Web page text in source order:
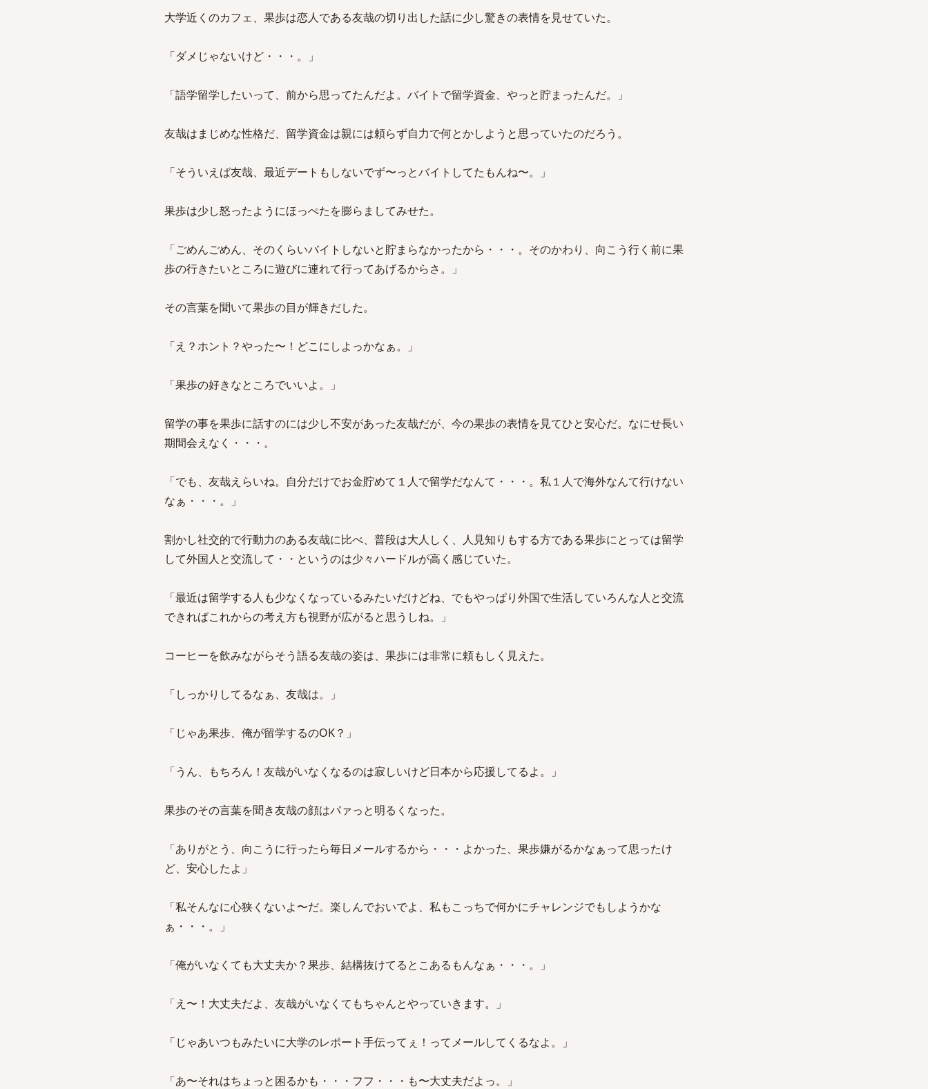
大学近くのカフェ、果歩は恋人である友哉の切り出した話に少し驚きの表情を見せていた。
「ダメじゃないけど・・・。」
「語学留学したいって、前から思ってたんだよ。バイトで留学資金、やっと貯まったんだ。」
友哉はまじめな性格だ、留学資金は親には頼らず自力で何とかしようと思っていたのだろう。
「そういえば友哉、最近デートもしないでず〜っとバイトしてたもんね〜。」
果歩は少し怒ったようにほっぺたを膨らましてみせた。
「ごめんごめん、そのくらいバイトしないと貯まらなかったから・・・。そのかわり、向こう行く前に果
歩の行きたいところに遊びに連れて行ってあげるからさ。」
その言葉を聞いて果歩の目が輝きだした。
「え？ホント？やった〜！どこにしよっかなぁ。」
「果歩の好きなところでいいよ。」
留学の事を果歩に話すのには少し不安があった友哉だが、今の果歩の表情を見てひと安心だ。なにせ長い
期間会えなく・・・。
「でも、友哉えらいね。自分だけでお金貯めて１人で留学だなんて・・・。私１人で海外なんて行けない
なぁ・・・。」
割かし社交的で行動力のある友哉に比べ、普段は大人しく、人見知りもする方である果歩にとっては留学
して外国人と交流して・・というのは少々ハードルが高く感じていた。
「最近は留学する人も少なくなっているみたいだけどね、でもやっぱり外国で生活していろんな人と交流
できればこれからの考え方も視野が広がると思うしね。」
コーヒーを飲みながらそう語る友哉の姿は、果歩には非常に頼もしく見えた。
「しっかりしてるなぁ、友哉は。」
「じゃあ果歩、俺が留学するのOK？」
「うん、もちろん！友哉がいなくなるのは寂しいけど日本から応援してるよ。」
果歩のその言葉を聞き友哉の顔はパァっと明るくなった。
「ありがとう、向こうに行ったら毎日メールするから・・・よかった、果歩嫌がるかなぁって思ったけ
ど、安心したよ」
「私そんなに心狭くないよ〜だ。楽しんでおいでよ、私もこっちで何かにチャレンジでもしようかな
ぁ・・・。」
「俺がいなくても大丈夫か？果歩、結構抜けてるとこあるもんなぁ・・・。」
「え〜！大丈夫だよ、友哉がいなくてもちゃんとやっていきます。」
「じゃあいつもみたいに大学のレポート手伝ってぇ！ってメールしてくるなよ。」
「あ〜それはちょっと困るかも・・・フフ・・・も〜大丈夫だよっ。」